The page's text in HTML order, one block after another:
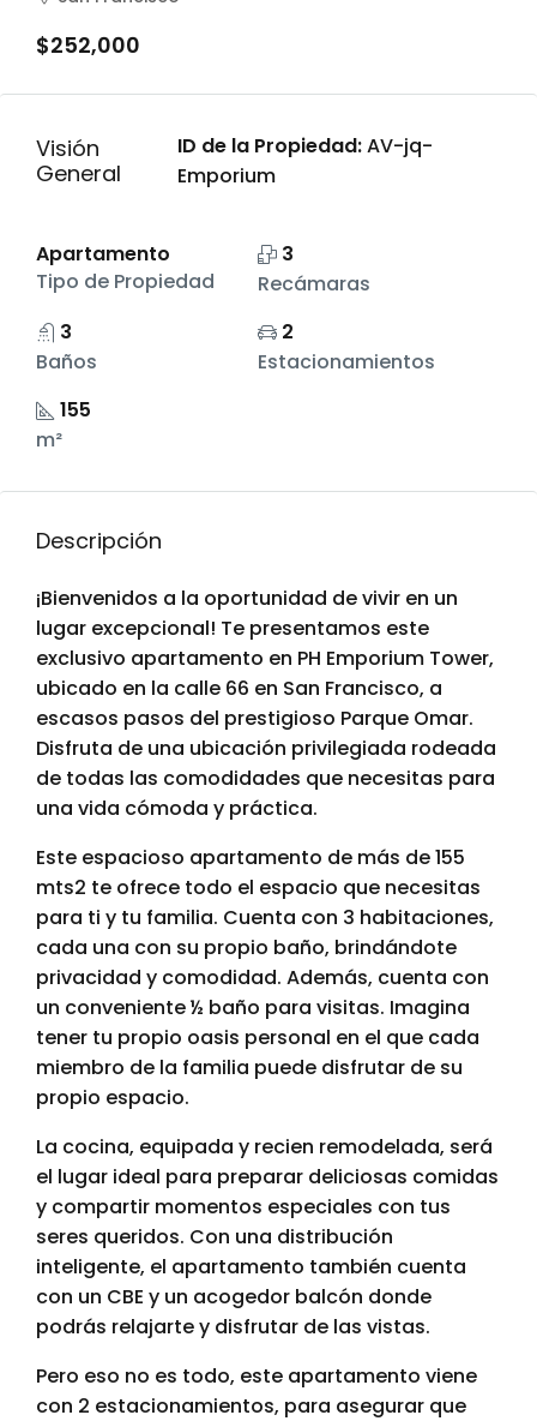
$252,000
Visión
General
ID de la Propiedad:AV-jq-
Emporium
Apartamento
Tipo de Propiedad
3
Recámaras
3
Baños
2
Estacionamientos
155
m²
Descripción
¡Bienvenidos a la oportunidad de vivir en un
lugar excepcional! Te presentamos este
exclusivo apartamento en PH Emporium Tower,
ubicado en la calle 66 en San Francisco, a
escasos pasos del prestigioso Parque Omar.
Disfruta de una ubicación privilegiada rodeada
de todas las comodidades que necesitas para
una vida cómoda y práctica.
Este espacioso apartamento de más de 155
mts2 te ofrece todo el espacio que necesitas
para ti y tu familia. Cuenta con 3 habitaciones,
cada una con su propio baño, brindándote
privacidad y comodidad. Además, cuenta con
un conveniente ½ baño para visitas. Imagina
tener tu propio oasis personal en el que cada
miembro de la familia puede disfrutar de su
propio espacio.
La cocina, equipada y recien remodelada, será
el lugar ideal para preparar deliciosas comidas
y compartir momentos especiales con tus
seres queridos. Con una distribución
inteligente, el apartamento también cuenta
con un CBE y un acogedor balcón donde
podrás relajarte y disfrutar de las vistas.
Pero eso no es todo, este apartamento viene
con 2 estacionamientos, para asegurar que